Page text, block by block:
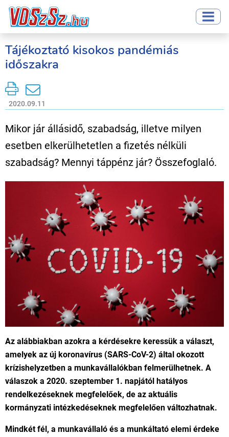
Tájékoztató kisokos pandémiás
időszakra
2020.09.11
Mikor jár állásidő, szabadság, illetve milyen
esetben elkerülhetetlen a fizetés nélküli
szabadság? Mennyi táppénz jár? Összefoglaló.
Az alábbiakban azokra a kérdésekre keressük a választ,
amelyek az új koronavírus (SARS-CoV-2) által okozott
krízishelyzetben a munkavállalókban felmerülhetnek. A
válaszok a 2020. szeptember 1. napjától hatályos
rendelkezéseknek megfelelőek, de az aktuális
kormányzati intézkedéseknek megfelelően változhatnak.
Mindkét fél, a munkavállaló és a munkáltató elemi érdeke